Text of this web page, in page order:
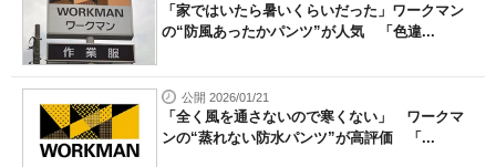
「家ではいたら暑いくらいだった」ワークマン
の“防風あったかパンツ”が人気 「色違...
公開 2026/01/21
「全く風を通さないので寒くない」 ワークマ
ンの“蒸れない防水パンツ”が高評価 「...